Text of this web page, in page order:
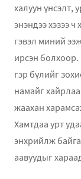
халуун үнсэлт,
энэндээ хэзээ ч
гэвэл миний
ирсэн болхоор.
гэр бүлийг
намайг
жаахан
Хамтдаа урт
энхрийлж
аавуудыг